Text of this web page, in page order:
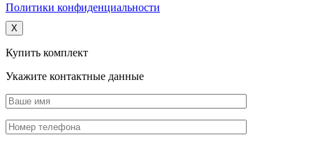
Политики конфиденциальности
X
Купить комплект
Укажите контактные данные